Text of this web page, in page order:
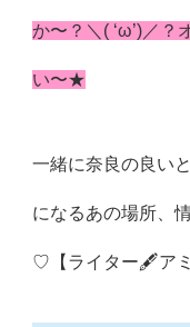
か〜？＼( ‘ω’)／？
い〜★
一緒に奈良の良い
になるあの場所、
♡【ライター🖋ア